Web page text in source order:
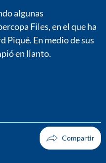
algunas
Files, en el que ha
En medio de sus
en llanto.